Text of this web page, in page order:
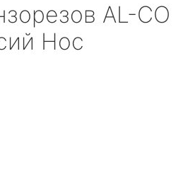
AL-CO
Нос